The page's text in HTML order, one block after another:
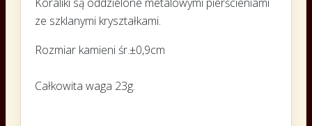
Koraliki są oddzielone metalowymi pierścieniami
ze szklanymi kryształkami.
Rozmiar kamieni śr.±0,9cm
Całkowita waga 23g.